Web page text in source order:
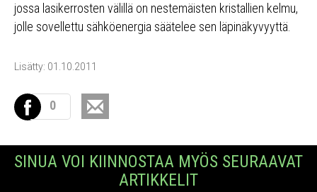
jossa lasikerrosten välillä on nestemäisten kristallien kelmu,
jolle sovellettu sähköenergia säätelee sen läpinäkyvyyttä.
Lisätty: 01.10.2011
0
SINUA VOI KIINNOSTAA MYÖS SEURAAVAT
ARTIKKELIT